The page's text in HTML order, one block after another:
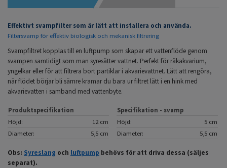
Effektivt svampfilter som är lätt att installera och använda.
Filtersvamp för effektiv biologisk och mekanisk filtrering
Svampfiltret kopplas till en luftpump som skapar ett vattenflöde genom
svampen samtidigt som man syresätter vattnet. Perfekt för räkakvarium,
yngelkar eller för att filtrera bort partiklar i akvarievattnet. Lätt att rengöra,
när flödet börjar bli sämre kramar du bara ur filtret lätt i en hink med
akvarievatten i samband med vattenbyte.
Produktspecifikation
Specifikation - svamp
Höjd:
12 cm Höjd:
5 cm
Diameter:
5,5 cm Diameter: 5,5 cm
Obs: Syreslang och luftpump behövs för att driva dessa (säljes
separat).